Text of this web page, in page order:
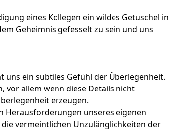
eines Kollegen ein wildes Getuschel in
Geheimnis gefesselt zu sein und uns
uns ein subtiles Gefühl der Überlegenheit.
vor allem wenn diese Details nicht
erzeugen.
Herausforderungen unseres eigenen
vermeintlichen Unzulänglichkeiten der